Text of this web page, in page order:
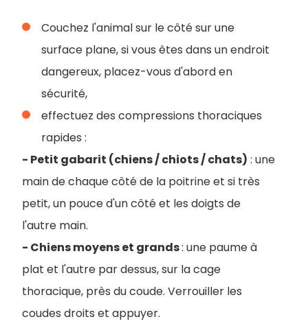
Couchez l'animal sur le côté sur une
surface plane, si vous êtes dans un endroit
dangereux, placez-vous d'abord en
sécurité,
effectuez des compressions thoraciques
rapides :
- Petit gabarit (chiens / chiots / chats) : une
main de chaque côté de la poitrine et si très
petit, un pouce d'un côté et les doigts de
l'autre main.
- Chiens moyens et grands: une paume à
plat et l'autre par dessus, sur la cage
thoracique, près du coude. Verrouiller les
coudes droits et appuyer.